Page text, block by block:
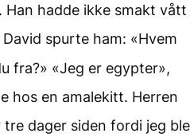
hadde ikke smakt vått
David spurte ham: «Hvem
fra?» «Jeg er egypter»,
hos en amalekitt. Herren
dager siden fordi jeg ble